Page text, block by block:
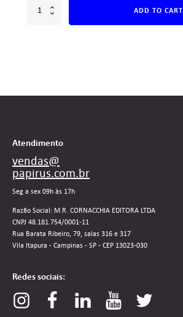
ADD TO CART
Atendimento
vendas@
papirus.com.br
Seg a sex 09h às 17h
Razão Social: M.R. CORNACCHIA EDITORA LTDA
CNPJ 48.181.754/0001-11
Rua Barata Ribeiro, 79, salas 316 e 317
Vila Itapura - Campinas - SP - CEP 13023-030
Redes sociais: